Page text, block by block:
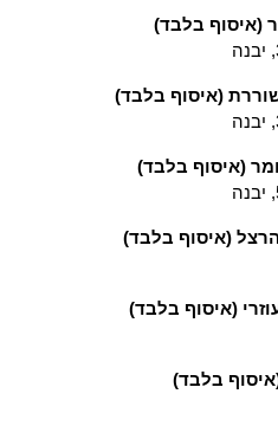
(איסוף בלבד)
(איסוף בלבד)
(איסוף בלבד)
(איסוף בלבד)
(איסוף בלבד)
בלבד)